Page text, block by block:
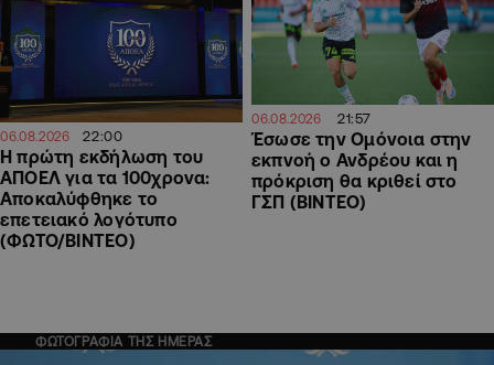
06.08.2026 22:00
Η πρώτη εκδήλωση του
ΑΠΟΕΛ για τα 100χρονα:
Αποκαλύφθηκε το
επετειακό λογότυπο
(ΦΩΤΟ/ΒΙΝΤΕΟ)
06.08.2026 21:57
Έσωσε την Ομόνοια στην
εκπνοή ο Ανδρέου και η
πρόκριση θα κριθεί στο
ΓΣΠ (ΒΙΝΤΕΟ)
ΦΩΤΟΓΡΑΦΙΑ ΤΗΣ ΗΜΕΡΑΣ